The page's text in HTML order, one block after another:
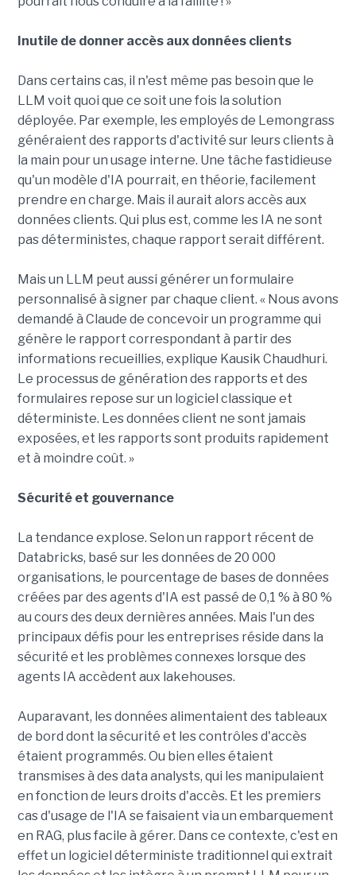
Inutile de donner accès aux données clients
Dans certains cas, il n'est même pas besoin que le
LLM voit quoi que ce soit une fois la solution
déployée. Par exemple, les employés de Lemongrass
généraient des rapports d'activité sur leurs clients à
la main pour un usage interne. Une tâche fastidieuse
qu'un modèle d'IA pourrait, en théorie, facilement
prendre en charge. Mais il aurait alors accès aux
données clients. Qui plus est, comme les IA ne sont
pas déterministes, chaque rapport serait différent.
Mais un LLM peut aussi générer un formulaire
personnalisé à signer par chaque client. « Nous avons
demandé à Claude de concevoir un programme qui
génère le rapport correspondant à partir des
informations recueillies, explique Kausik Chaudhuri.
Le processus de génération des rapports et des
formulaires repose sur un logiciel classique et
déterministe. Les données client ne sont jamais
exposées, et les rapports sont produits rapidement
et à moindre coût. »
Sécurité et gouvernance
La tendance explose. Selon un rapport récent de
Databricks, basé sur les données de 20 000
organisations, le pourcentage de bases de données
créées par des agents d'IA est passé de 0,1 % à 80 %
au cours des deux dernières années. Mais l'un des
principaux défis pour les entreprises réside dans la
sécurité et les problèmes connexes lorsque des
agents IA accèdent aux lakehouses.
Auparavant, les données alimentaient des tableaux
de bord dont la sécurité et les contrôles d'accès
étaient programmés. Ou bien elles étaient
transmises à des data analysts, qui les manipulaient
en fonction de leurs droits d'accès. Et les premiers
cas d'usage de l'IA se faisaient via un embarquement
en RAG, plus facile à gérer. Dans ce contexte, c'est en
effet un logiciel déterministe traditionnel qui extrait